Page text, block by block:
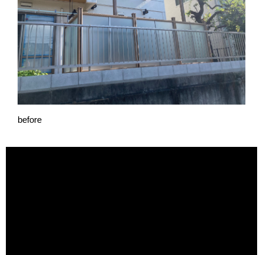
before